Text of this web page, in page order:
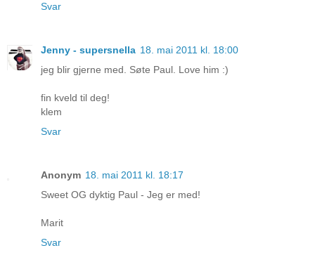
Svar
Jenny - supersnella 18. mai 2011 kl. 18:00
jeg blir gjerne med. Søte Paul. Love him :)
fin kveld til deg!
klem
Svar
Anonym 18. mai 2011 kl. 18:17
Sweet OG dyktig Paul - Jeg er med!
Marit
Svar